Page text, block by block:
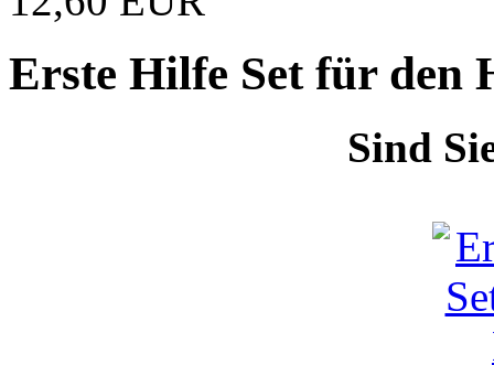
Erste Hilfe Set für den
Sind